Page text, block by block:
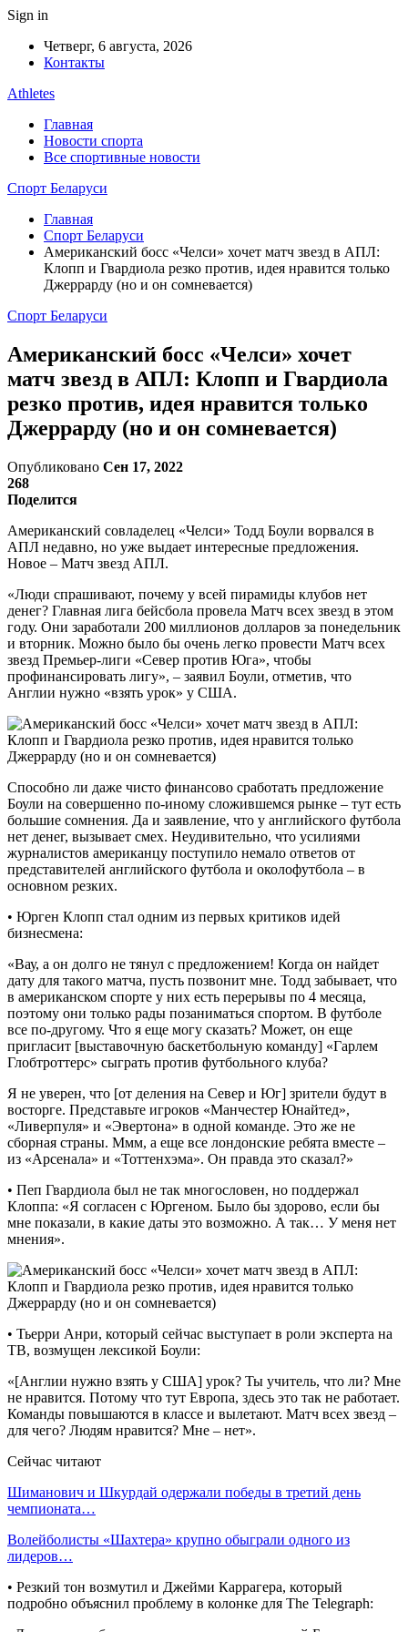
Sign in
Четверг, 6 августа, 2026
Контакты
Athletes
Главная
Новости спорта
Все спортивные новости
Спорт Беларуси
Главная
Спорт Беларуси
Американский босс «Челси» хочет матч звезд в АПЛ:
Клопп и Гвардиола резко против, идея нравится только
Джеррарду (но и он сомневается)
Спорт Беларуси
Американский босс «Челси» хочет
матч звезд в АПЛ: Клопп и Гвардиола
резко против, идея нравится только
Джеррарду (но и он сомневается)
Опубликовано Сен 17, 2022
268
Поделится
Американский совладелец «Челси» Тодд Боули ворвался в
АПЛ недавно, но уже выдает интересные предложения.
Новое – Матч звезд АПЛ.
«Люди спрашивают, почему у всей пирамиды клубов нет
денег? Главная лига бейсбола провела Матч всех звезд в этом
году. Они заработали 200 миллионов долларов за понедельник
и вторник. Можно было бы очень легко провести Матч всех
звезд Премьер-лиги «Север против Юга», чтобы
профинансировать лигу», – заявил Боули, отметив, что
Англии нужно «взять урок» у США.
Способно ли даже чисто финансово сработать предложение
Боули на совершенно по-иному сложившемся рынке – тут есть
большие сомнения. Да и заявление, что у английского футбола
нет денег, вызывает смех. Неудивительно, что усилиями
журналистов американцу поступило немало ответов от
представителей английского футбола и околофутбола – в
основном резких.
• Юрген Клопп стал одним из первых критиков идей
бизнесмена:
«Вау, а он долго не тянул с предложением! Когда он найдет
дату для такого матча, пусть позвонит мне. Тодд забывает, что
в американском спорте у них есть перерывы по 4 месяца,
поэтому они только рады позаниматься спортом. В футболе
все по-другому. Что я еще могу сказать? Может, он еще
пригласит [выставочную баскетбольную команду] «Гарлем
Глобтроттерс» сыграть против футбольного клуба?
Я не уверен, что [от деления на Север и Юг] зрители будут в
восторге. Представьте игроков «Манчестер Юнайтед»,
«Ливерпуля» и «Эвертона» в одной команде. Это же не
сборная страны. Ммм, а еще все лондонские ребята вместе –
из «Арсенала» и «Тоттенхэма». Он правда это сказал?»
• Пеп Гвардиола был не так многословен, но поддержал
Клоппа: «Я согласен с Юргеном. Было бы здорово, если бы
мне показали, в какие даты это возможно. А так… У меня нет
мнения».
• Тьерри Анри, который сейчас выступает в роли эксперта на
ТВ, возмущен лексикой Боули:
«[Англии нужно взять у США] урок? Ты учитель, что ли? Мне
не нравится. Потому что тут Европа, здесь это так не работает.
Команды повышаются в классе и вылетают. Матч всех звезд –
для чего? Людям нравится? Мне – нет».
Сейчас читают
Шиманович и Шкурдай одержали победы в третий день
чемпионата…
Волейболисты «Шахтера» крупно обыграли одного из
лидеров…
• Резкий тон возмутил и Джейми Каррагера, который
подробно объяснил проблему в колонке для The Telegraph: